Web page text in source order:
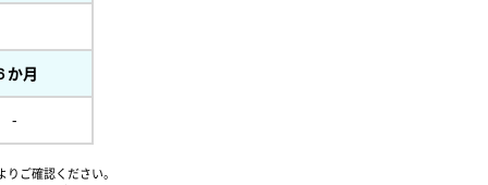
か月
-
ご確認ください。